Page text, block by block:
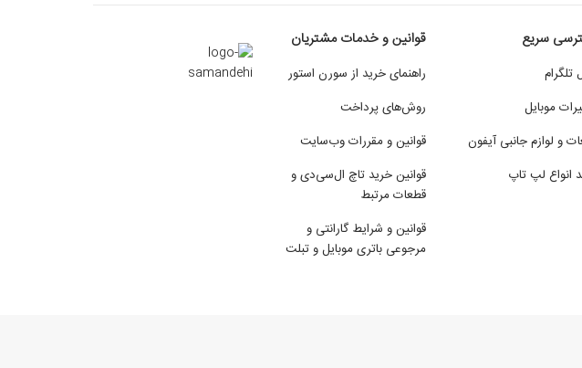
سریع
تلگرام
موبایل
و لوازم جانبی آیفون
انواع لپ تاپ
قوانین و خدمات مشتریان
راهنمای خرید از سورن استور
روش‌های پرداخت
قوانین و مقررات وب‌سایت
قوانین خرید تاچ ال‌سی‌دی و
قطعات مرتبط
قوانین و شرایط گارانتی و
مرجوعی باتری موبایل و تبلت